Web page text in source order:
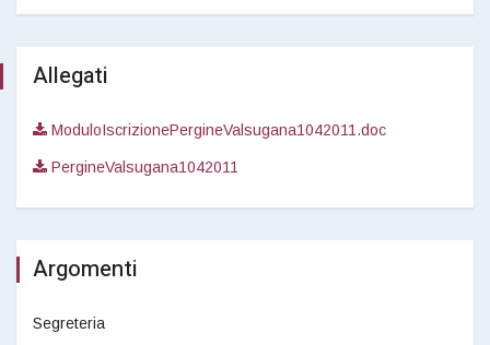
Allegati
ModuloIscrizionePergineValsugana1042011.doc
PergineValsugana1042011
Argomenti
Segreteria